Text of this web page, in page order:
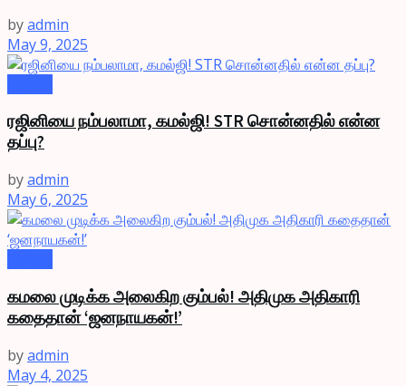
byadmin
May 9, 2025
ரஜினியை நம்பலாமா, கமல்ஜி! STR சொன்னதில் என்ன
தப்பு?
byadmin
May 6, 2025
கமலை முடிக்க அலைகிற கும்பல்! அதிமுக அதிகாரி
கதைதான் ‘ஜனநாயகன்!’
byadmin
May 4, 2025